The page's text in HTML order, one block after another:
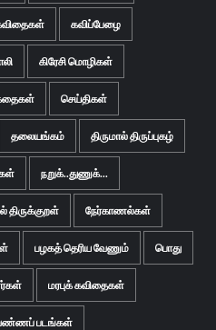
கவிப்பேழை
கிரேசி மொழிகள்
செய்திகள்
தலையங்கம் திருமால் திருப்புகழ்
நறுக்..துணுக்...
திருக்குறள் நேர்காணல்கள்
பழகத் தெரிய வேணும் பொது
மரபுக் கவிதைகள்
படங்கள்